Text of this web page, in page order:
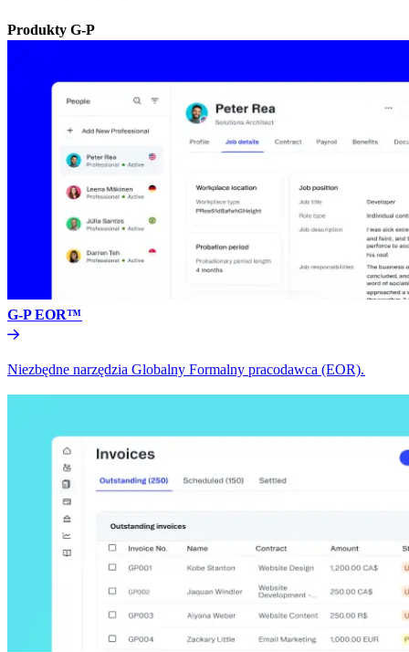
Produkty G-P​​
G-P EOR™​​
Niezbędne narzędzia Globalny Formalny pracodawca (EOR).​​